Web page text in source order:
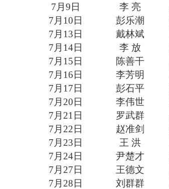
7月9日
李 亮
7月10日
彭乐潮
7月13日
戴林斌
7月14日
李 放
7月15日
陈善干
7月16日
李芳明
7月17日
彭石平
7月20日
李伟世
7月21日
罗武群
7月22日
赵准剑
7月23日
王 洪
7月24日
尹楚才
7月27日
王德文
7月28日
刘群群